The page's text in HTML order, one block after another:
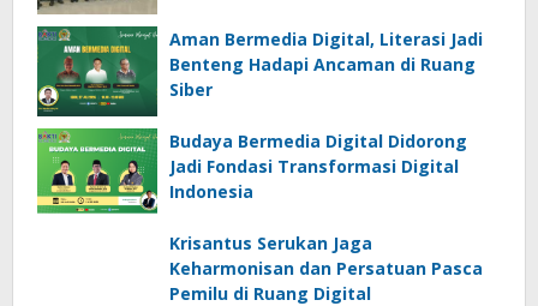
Aman Bermedia Digital, Literasi Jadi
Benteng Hadapi Ancaman di Ruang
Siber
Budaya Bermedia Digital Didorong
Jadi Fondasi Transformasi Digital
Indonesia
Krisantus Serukan Jaga
Keharmonisan dan Persatuan Pasca
Pemilu di Ruang Digital